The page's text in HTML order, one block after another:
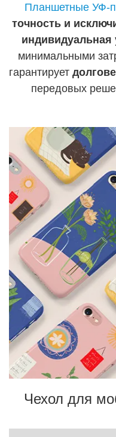
Планшетные УФ-
точность и
индивидуальная
минимальными
гарантирует
передовых
Чехол для